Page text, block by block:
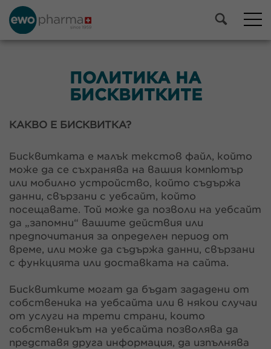
ПОЛИТИКА НА
БИСКВИТКИТЕ
КАКВО Е БИСКВИТКА?
Бисквитката е малък текстов файл, който
може да се съхранява на вашия компютър
или мобилно устройство, който съдържа
данни, свързани с уебсайт, който
посещавате. Той може да позволи на уебсайт
да „запомни“ вашите действия или
предпочитания за определен период от
време, или може да съдържа данни, свързани
с функцията или доставката на сайта.
Бисквитките могат да бъдат зададени от
собственика на уебсайта или в някои случаи
от услуги на трети страни, които
собственикът на уебсайта позволява да
представя друга информация, да изпълнява